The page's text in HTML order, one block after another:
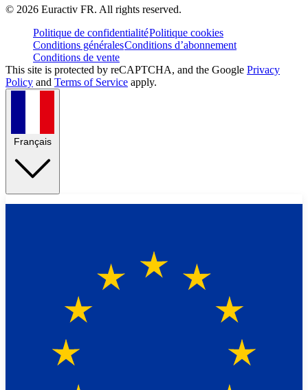
© 2026 Euractiv FR. All rights reserved.
Politique de confidentialitéPolitique cookies
Conditions généralesConditions d’abonnement
Conditions de vente
This site is protected by reCAPTCHA, and the Google Privacy
Policy and Terms of Service apply.
Français